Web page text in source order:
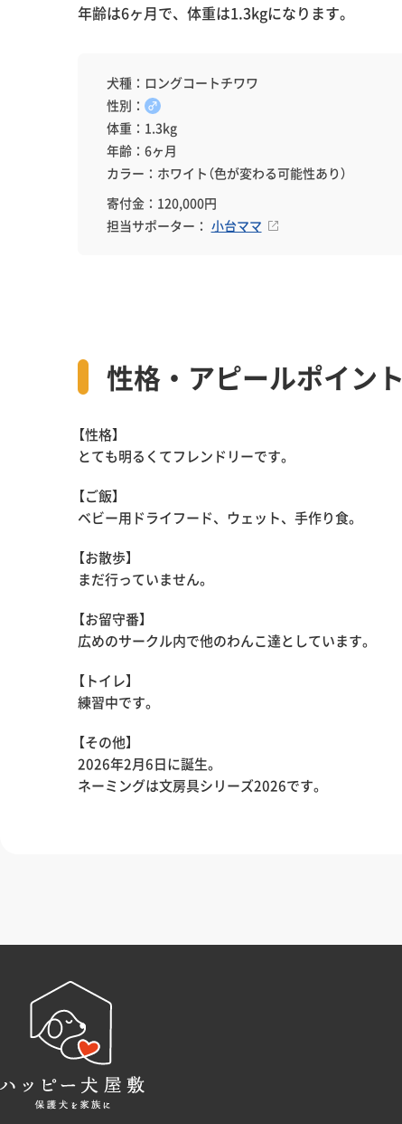
年齢は6ヶ月で、体重は1.3kgになります。
犬種：ロングコートチワワ
性別： ♂
体重：1.3kg
年齢：6ヶ月
カラー：ホワイト（色が変わる可能性あり）
寄付金：120,000円
担当サポーター： 小台ママ
性格・アピールポイント
【性格】
とても明るくてフレンドリーです。
【ご飯】
ベビー用ドライフード、ウェット、手作り食。
【お散歩】
まだ行っていません。
【お留守番】
広めのサークル内で他のわんこ達としています。
【トイレ】
練習中です。
【その他】
2026年2月6日に誕生。
ネーミングは文房具シリーズ2026です。